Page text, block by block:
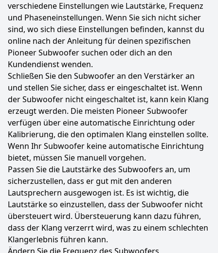
verschiedene Einstellungen wie Lautstärke, Frequenz
und Phaseneinstellungen. Wenn Sie sich nicht sicher
sind, wo sich diese Einstellungen befinden, kannst du
online nach der Anleitung für deinen spezifischen
Pioneer Subwoofer suchen oder dich an den
Kundendienst wenden.
Schließen Sie den Subwoofer an den Verstärker an
und stellen Sie sicher, dass er eingeschaltet ist. Wenn
der Subwoofer nicht eingeschaltet ist, kann kein Klang
erzeugt werden. Die meisten Pioneer Subwoofer
verfügen über eine automatische Einrichtung oder
Kalibrierung, die den optimalen Klang einstellen sollte.
Wenn Ihr Subwoofer keine automatische Einrichtung
bietet, müssen Sie manuell vorgehen.
Passen Sie die Lautstärke des Subwoofers an, um
sicherzustellen, dass er gut mit den anderen
Lautsprechern ausgewogen ist. Es ist wichtig, die
Lautstärke so einzustellen, dass der Subwoofer nicht
übersteuert wird. Übersteuerung kann dazu führen,
dass der Klang verzerrt wird, was zu einem schlechten
Klangerlebnis führen kann.